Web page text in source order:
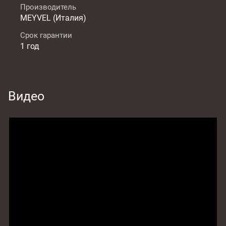
Производитель
MEYVEL (Италия)
Срок гарантии
1 год
Видео